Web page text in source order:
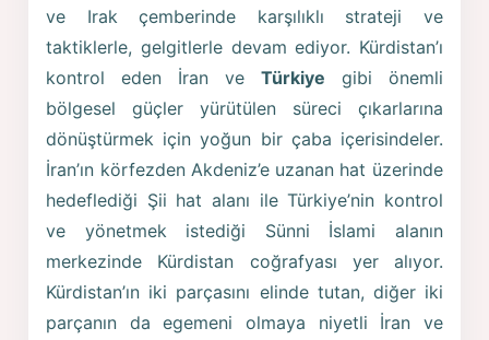
ve Irak çemberinde karşılıklı strateji ve
taktiklerle, gelgitlerle devam ediyor. Kürdistan’ı
kontrol eden İran ve Türkiye gibi önemli
bölgesel güçler yürütülen süreci çıkarlarına
dönüştürmek için yoğun bir çaba içerisindeler.
İran’ın körfezden Akdeniz’e uzanan hat üzerinde
hedeflediği Şii hat alanı ile Türkiye’nin kontrol
ve yönetmek istediği Sünni İslami alanın
merkezinde Kürdistan coğrafyası yer alıyor.
Kürdistan’ın iki parçasını elinde tutan, diğer iki
parçanın da egemeni olmaya niyetli İran ve